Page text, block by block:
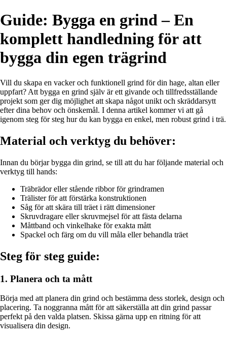
Guide: Bygga en grind – En
komplett handledning för att
bygga din egen trägrind
Vill du skapa en vacker och funktionell grind för din hage, altan eller
uppfart? Att bygga en grind själv är ett givande och tillfredsställande
projekt som ger dig möjlighet att skapa något unikt och skräddarsytt
efter dina behov och önskemål. I denna artikel kommer vi att gå
igenom steg för steg hur du kan bygga en enkel, men robust grind i trä.
Material och verktyg du behöver:
Innan du börjar bygga din grind, se till att du har följande material och
verktyg till hands:
Träbrädor eller stående ribbor för grindramen
Trälister för att förstärka konstruktionen
Såg för att skära till träet i rätt dimensioner
Skruvdragare eller skruvmejsel för att fästa delarna
Måttband och vinkelhake för exakta mått
Spackel och färg om du vill måla eller behandla träet
Steg för steg guide:
1. Planera och ta mått
Börja med att planera din grind och bestämma dess storlek, design och
placering. Ta noggranna mått för att säkerställa att din grind passar
perfekt på den valda platsen. Skissa gärna upp en ritning för att
visualisera din design.